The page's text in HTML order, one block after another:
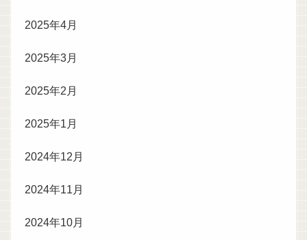
2025年4月
2025年3月
2025年2月
2025年1月
2024年12月
2024年11月
2024年10月